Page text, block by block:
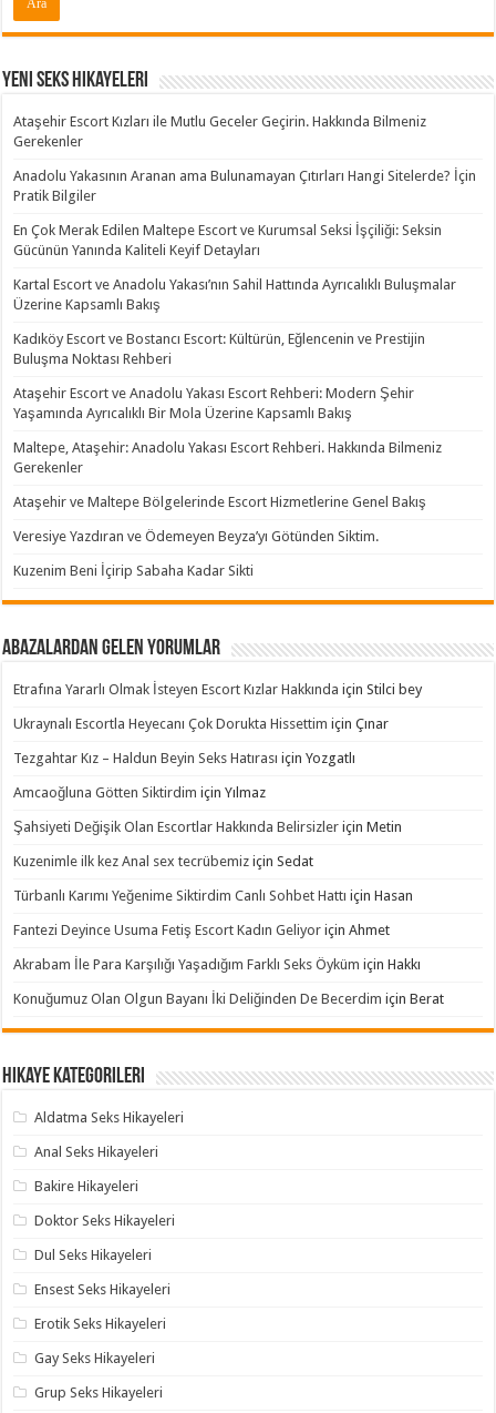
Yeni Seks Hikayeleri
Ataşehir Escort Kızları ile Mutlu Geceler Geçirin. Hakkında Bilmeniz
Gerekenler
Anadolu Yakasının Aranan ama Bulunamayan Çıtırları Hangi Sitelerde? İçin
Pratik Bilgiler
En Çok Merak Edilen Maltepe Escort ve Kurumsal Seksi İşçiliği: Seksin
Gücünün Yanında Kaliteli Keyif Detayları
Kartal Escort ve Anadolu Yakası’nın Sahil Hattında Ayrıcalıklı Buluşmalar
Üzerine Kapsamlı Bakış
Kadıköy Escort ve Bostancı Escort: Kültürün, Eğlencenin ve Prestijin
Buluşma Noktası Rehberi
Ataşehir Escort ve Anadolu Yakası Escort Rehberi: Modern Şehir
Yaşamında Ayrıcalıklı Bir Mola Üzerine Kapsamlı Bakış
Maltepe, Ataşehir: Anadolu Yakası Escort Rehberi. Hakkında Bilmeniz
Gerekenler
Ataşehir ve Maltepe Bölgelerinde Escort Hizmetlerine Genel Bakış
Veresiye Yazdıran ve Ödemeyen Beyza’yı Götünden Siktim.
Kuzenim Beni İçirip Sabaha Kadar Sikti
Abazalardan Gelen Yorumlar
Etrafına Yararlı Olmak İsteyen Escort Kızlar Hakkında içinStilci bey
Ukraynalı Escortla Heyecanı Çok Dorukta Hissettim içinÇınar
Tezgahtar Kız – Haldun Beyin Seks Hatırası içinYozgatlı
Amcaoğluna Götten Siktirdim içinYılmaz
Şahsiyeti Değişik Olan Escortlar Hakkında Belirsizler içinMetin
Kuzenimle ilk kez Anal sex tecrübemiz içinSedat
Türbanlı Karımı Yeğenime Siktirdim Canlı Sohbet Hattı içinHasan
Fantezi Deyince Usuma Fetiş Escort Kadın Geliyor içinAhmet
Akrabam İle Para Karşılığı Yaşadığım Farklı Seks Öyküm içinHakkı
Konuğumuz Olan Olgun Bayanı İki Deliğinden De Becerdim içinBerat
Hikaye Kategorileri
Aldatma Seks Hikayeleri
Anal Seks Hikayeleri
Bakire Hikayeleri
Doktor Seks Hikayeleri
Dul Seks Hikayeleri
Ensest Seks Hikayeleri
Erotik Seks Hikayeleri
Gay Seks Hikayeleri
Grup Seks Hikayeleri